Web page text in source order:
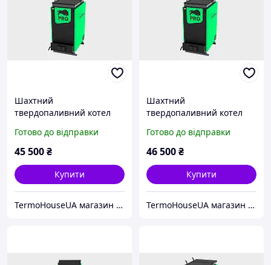
Шахтний
твердопаливний котел
Готово до відправки
45 500₴
Купити
TermoHouseUA магазин опалювального і кліматичного обладнання
Шахтний
твердопаливний котел
Готово до відправки
46 500₴
Купити
TermoHouseUA магазин опалювального і кліматичного обладнання